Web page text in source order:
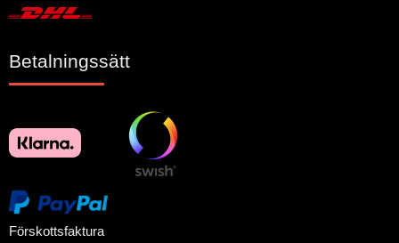
Betalningssätt
Förskottsfaktura